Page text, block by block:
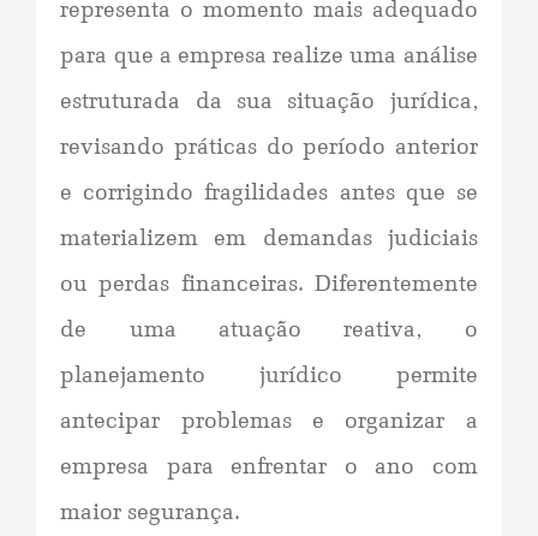
representa o momento mais adequado
para que a empresa realize uma análise
estruturada da sua situação jurídica,
revisando práticas do período anterior
e corrigindo fragilidades antes que se
materializem em demandas judiciais
ou perdas financeiras. Diferentemente
de uma atuação reativa, o
planejamento jurídico permite
antecipar problemas e organizar a
empresa para enfrentar o ano com
maior segurança.